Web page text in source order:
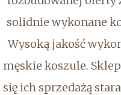
solidnie wykonane
Wysoką jakość
męskie koszule.
się ich sprzedażą